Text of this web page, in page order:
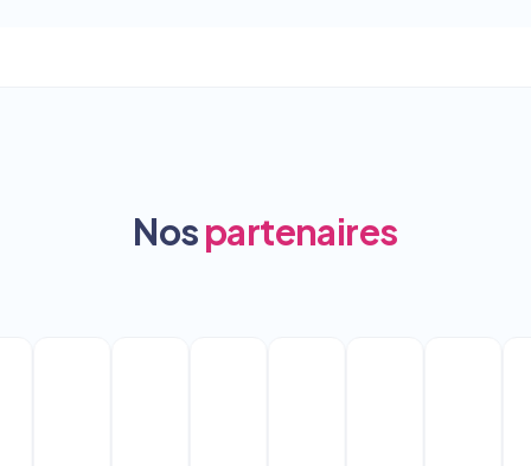
Nospartenaires